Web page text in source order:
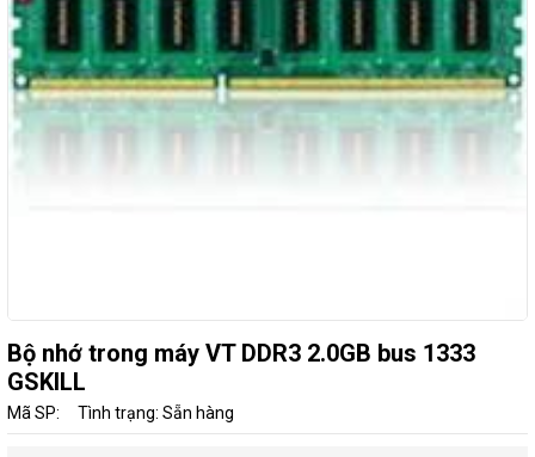
Bộ nhớ trong máy VT DDR3 2.0GB bus 1333
GSKILL
Mã SP: Tình trạng: Sẵn hàng